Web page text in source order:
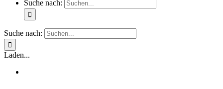
Suche nach:
Suche nach:
Laden...